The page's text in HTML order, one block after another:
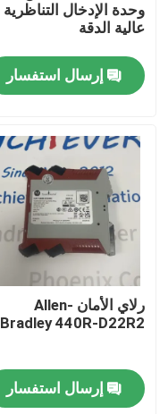
المنتجات
حولنا
جولة في المصنع
اتصل بنا
أخبار
وحدة الإدخال التناظرية
عالية الدقة
إرسال استفسار
رلاي الأمان Allen-
Bradley 440R-D22R2
إرسال استفسار